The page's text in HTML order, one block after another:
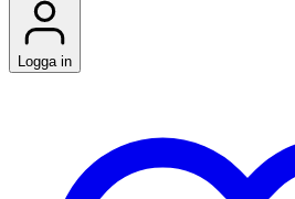
Logga in